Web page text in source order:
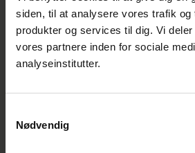
siden, til at analysere vores trafik og
produkter og services til dig. Vi
vores partnere inden for sociale
analyseinstitutter.
Nødvendig
1. Få input til
fra forskellige